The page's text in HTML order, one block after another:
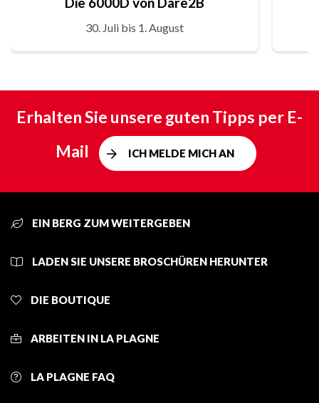
30. Juli bis 1. August
Erhalten Sie unsere guten Tipps per E-
Mail
ICH MELDE MICH AN
EIN BERG ZUM WEITERGEBEN
LADEN SIE UNSERE BROSCHÜREN HERUNTER
DIE BOUTIQUE
ARBEITEN IN LA PLAGNE
LA PLAGNE FAQ